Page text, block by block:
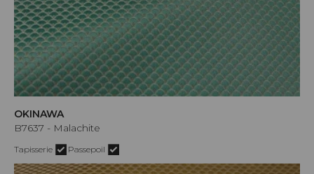
OKINAWA
B7637 - Malachite
Tapisserie Passepoil